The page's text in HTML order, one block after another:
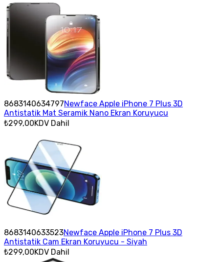
8683140634797Newface Apple iPhone 7 Plus 3D
Antistatik Mat Seramik Nano Ekran Koruyucu
₺299,00KDV Dahil
8683140633523Newface Apple iPhone 7 Plus 3D
Antistatik Cam Ekran Koruyucu - Siyah
₺299,00KDV Dahil